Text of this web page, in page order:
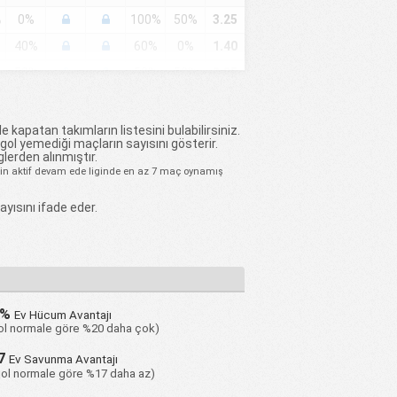
0% 100% 50%
3.25
50% 75% 75%
3.25
33% 67% 33%
1.67
67% 67% 33%
1.67
25%
33%
33% 67%
kapatan takımların listesini bulabilirsiniz.
yemediği maçların sayısını gösterir.
alınmıştır.
aktif devam ede liginde en az 7 maç oynamış
ifade eder.
Ev Hücum Avantajı
normale göre %20 daha çok)
Ev Savunma Avantajı
normale göre %17 daha az)